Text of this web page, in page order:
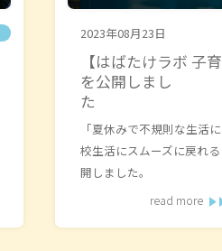
2023年08月23日
【はばたけラボ 子
を公開しまし
た
「夏休みで不規則な生活
校生活にスムーズに戻れ
開しました。
read more